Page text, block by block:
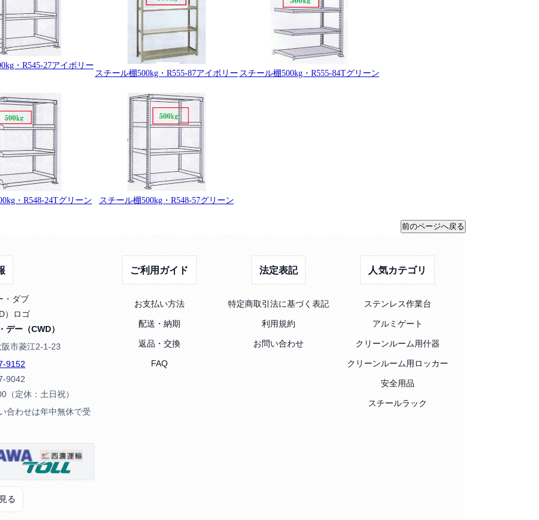
・R545-27アイボリー
スチール棚500kg・R555-87アイボリー スチール棚500kg・R555-84Tグリーン
・R548-24Tグリーン スチール棚500kg・R548-57グリーン
デー（CWD）
市菱江2-1-23
9152
9042
（定休：土日祝）
合わせは年中無休で受
る
ご利用ガイド
お支払い方法
配送・納期
返品・交換
FAQ
法定表記
特定商取引法に基づく表記
利用規約
お問い合わせ
人気カテゴリ
ステンレス作業台
アルミゲート
クリーンルーム用什器
クリーンルーム用ロッカー
安全用品
スチールラック